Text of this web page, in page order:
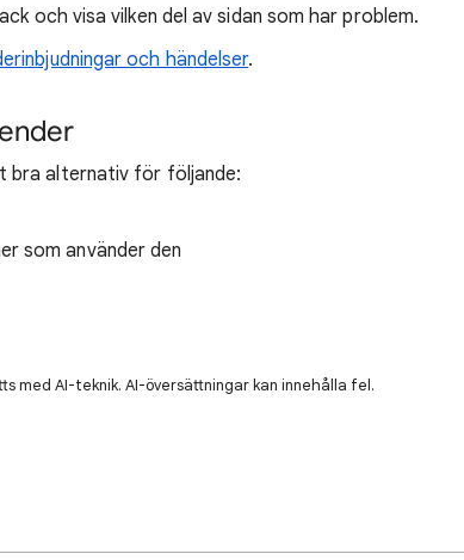
och visa vilken del av sidan som har problem.
och händelser.
bra alternativ för följande:
som använder den
med AI-teknik. AI-översättningar kan innehålla fel.